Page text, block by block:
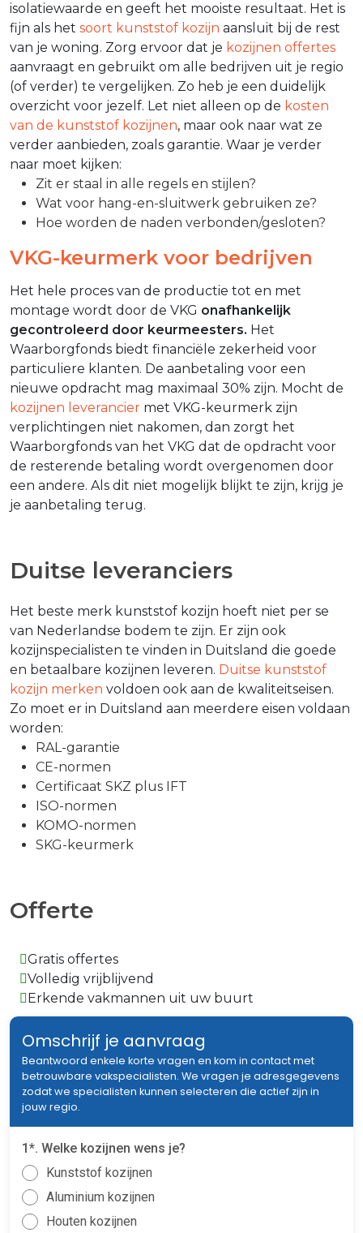
isolatiewaarde en geeft het mooiste resultaat. Het is
fijn als het soort kunststof kozijn aansluit bij de rest
van je woning. Zorg ervoor dat je kozijnen offertes
aanvraagt en gebruikt om alle bedrijven uit je regio
(of verder) te vergelijken. Zo heb je een duidelijk
overzicht voor jezelf. Let niet alleen op de kosten
van de kunststof kozijnen, maar ook naar wat ze
verder aanbieden, zoals garantie. Waar je verder
naar moet kijken:
Zit er staal in alle regels en stijlen?
Wat voor hang-en-sluitwerk gebruiken ze?
Hoe worden de naden verbonden/gesloten?
VKG-keurmerk voor bedrijven
Het hele proces van de productie tot en met
montage wordt door de VKG onafhankelijk
gecontroleerd door keurmeesters. Het
Waarborgfonds biedt financiële zekerheid voor
particuliere klanten. De aanbetaling voor een
nieuwe opdracht mag maximaal 30% zijn. Mocht de
kozijnen leverancier met VKG-keurmerk zijn
verplichtingen niet nakomen, dan zorgt het
Waarborgfonds van het VKG dat de opdracht voor
de resterende betaling wordt overgenomen door
een andere. Als dit niet mogelijk blijkt te zijn, krijg je
je aanbetaling terug.
Duitse leveranciers
Het beste merk kunststof kozijn hoeft niet per se
van Nederlandse bodem te zijn. Er zijn ook
kozijnspecialisten te vinden in Duitsland die goede
en betaalbare kozijnen leveren. Duitse kunststof
kozijn merken voldoen ook aan de kwaliteitseisen.
Zo moet er in Duitsland aan meerdere eisen voldaan
worden:
RAL-garantie
CE-normen
Certificaat SKZ plus IFT
ISO-normen
KOMO-normen
SKG-keurmerk
Offerte
Gratis offertes
Volledig vrijblijvend
Erkende vakmannen uit uw buurt
Omschrijf je aanvraag
Beantwoord enkele korte vragen en kom in contact met
betrouwbare vakspecialisten. We vragen je adresgegevens
zodat we specialisten kunnen selecteren die actief zijn in
jouw regio.
1*. Welke kozijnen wens je?
Kunststof kozijnen
Aluminium kozijnen
Houten kozijnen